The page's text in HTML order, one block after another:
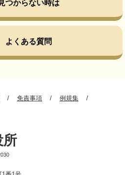
つからない時は
よくある質問
免責事項 例規集
所